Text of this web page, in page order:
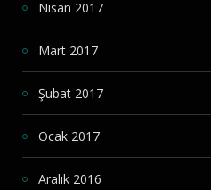
Nisan 2017
Mart 2017
Şubat 2017
Ocak 2017
Aralık 2016